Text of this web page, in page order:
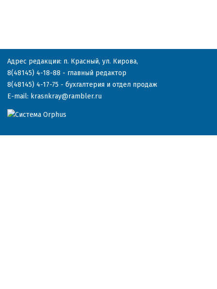
Адрес редакции: п. Красный, ул. Кирова,
8(48145) 4-18-88 - главный редактор
8(48145) 4-17-75 - бухгалтерия и отдел продаж
E-mail: krasnkray@rambler.ru